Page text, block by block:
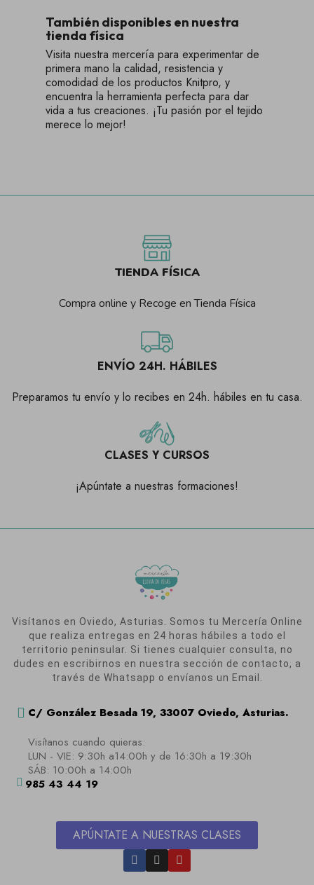
También disponibles en nuestra
tienda física
Visita nuestra mercería para experimentar de
primera mano la calidad, resistencia y
comodidad de los productos Knitpro, y
encuentra la herramienta perfecta para dar
vida a tus creaciones. ¡Tu pasión por el tejido
merece lo mejor!
TIENDA FÍSICA
Compra online y Recoge en Tienda Física
ENVÍO 24H. HÁBILES
Preparamos tu envío y lo recibes en 24h. hábiles en tu casa.
CLASES Y CURSOS
¡Apúntate a nuestras formaciones!
Visítanos en Oviedo, Asturias. Somos tu Mercería Online
que realiza entregas en 24 horas hábiles a todo el
territorio peninsular. Si tienes cualquier consulta, no
dudes en escribirnos en nuestra sección de contacto, a
través de Whatsapp o envíanos un Email.
C/ González Besada 19, 33007 Oviedo, Asturias.
Visítanos cuando quieras:
LUN - VIE: 9:30h a14:00h y de 16:30h a 19:30h
SÁB: 10:00h a 14:00h
985 43 44 19
APÚNTATE A NUESTRAS CLASES